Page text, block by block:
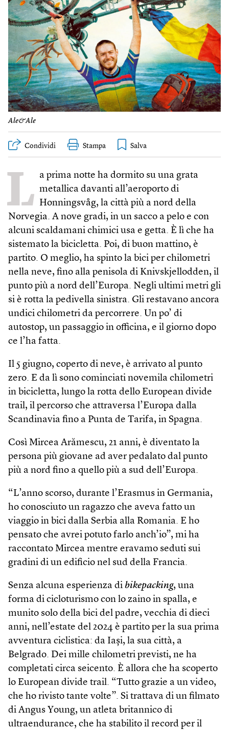
Ale&Ale
Condividi Stampa
L a prima notte ha dormito su una grata
metallica davanti all’aeroporto di
Honningsvåg, la città più a nord della
Norvegia. A nove gradi, in un sacco a pelo e con
alcuni scaldamani chimici usa e getta. È lì che ha
sistemato la bicicletta. Poi, di buon mattino, è
partito. O meglio, ha spinto la bici per chilometri
nella neve, fino alla penisola di Knivskjellodden, il
punto più a nord dell’Europa. Negli ultimi metri gli
si è rotta la pedivella sinistra. Gli restavano ancora
undici chilometri da percorrere. Un po’ di
autostop, un passaggio in officina, e il giorno dopo
ce l’ha fatta.
Il 5 giugno, coperto di neve, è arrivato al punto
zero. E da lì sono cominciati novemila chilometri
in bicicletta, lungo la rotta dello European divide
trail, il percorso che attraversa l’Europa dalla
Scandinavia fino a Punta de Tarifa, in Spagna.
Così Mircea Arămescu, 21 anni, è diventato la
persona più giovane ad aver pedalato dal punto
più a nord fino a quello più a sud dell’Europa.
“L’anno scorso, durante l’Erasmus in Germania,
ho conosciuto un ragazzo che aveva fatto un
viaggio in bici dalla Serbia alla Romania. E ho
pensato che avrei potuto farlo anch’io”, mi ha
raccontato Mircea mentre eravamo seduti sui
gradini di un edificio nel sud della Francia.
Senza alcuna esperienza di bike­packing, una
forma di cicloturismo con lo zaino in spalla, e
munito solo della bici del padre, vecchia di dieci
anni, nell’estate del 2024 è partito per la sua prima
avventura ciclistica: da Iași, la sua città, a
Belgrado. Dei mille chilometri previsti, ne ha
completati circa seicento. È allora che ha scoperto
lo European divide trail. “Tutto grazie a un video,
che ho rivisto tante volte”. Si trattava di un filmato
di Angus Young, un atleta britannico di
ultraendurance, che ha stabilito il record per il